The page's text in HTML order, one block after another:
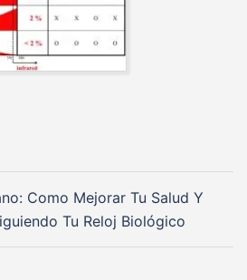
Como Mejorar Tu Salud Y
Tu Reloj Biológico